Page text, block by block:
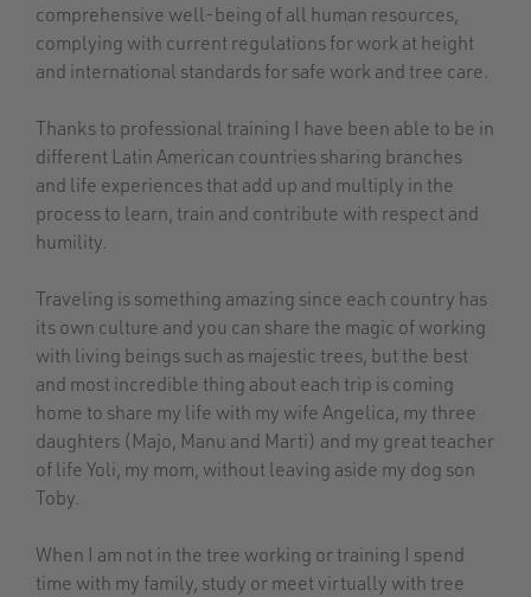
comprehensive well-being of all human resources,
complying with current regulations for work at height
and international standards for safe work and tree care.
Thanks to professional training I have been able to be in
different Latin American countries sharing branches
and life experiences that add up and multiply in the
process to learn, train and contribute with respect and
humility.
Traveling is something amazing since each country has
its own culture and you can share the magic of working
with living beings such as majestic trees, but the best
and most incredible thing about each trip is coming
home to share my life with my wife Angelica, my three
daughters (Majo, Manu and Marti) and my great teacher
of life Yoli, my mom, without leaving aside my dog son
Toby.
When I am not in the tree working or training I spend
time with my family, study or meet virtually with tree